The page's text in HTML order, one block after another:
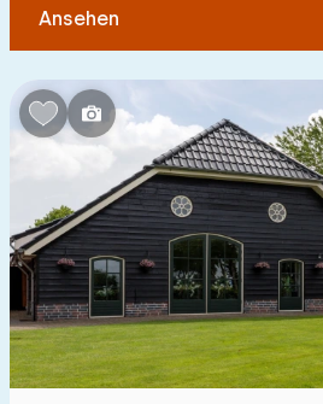
Kindermöbel
Eingezäunter Garten
Spielgeräte im Garten
Hallenbad
Freibad
Kinderanimation
Kindereinrichtungen im Park
Zugänglichkeit
Ansehen